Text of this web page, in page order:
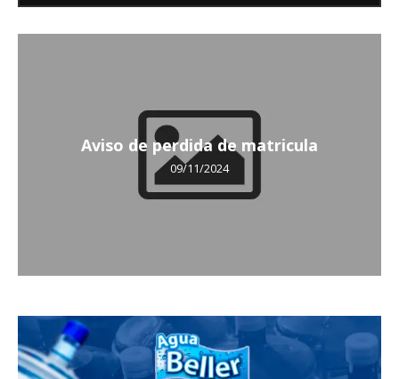
Aviso de perdida de matricula
09/11/2024